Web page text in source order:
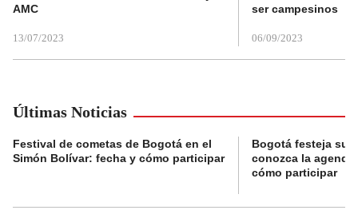
AMC
13/07/2023
ser campesinos
06/09/2023
Últimas Noticias
Festival de cometas de Bogotá en el
Simón Bolívar: fecha y cómo participar
Bogotá festeja su
conozca la
cómo participar